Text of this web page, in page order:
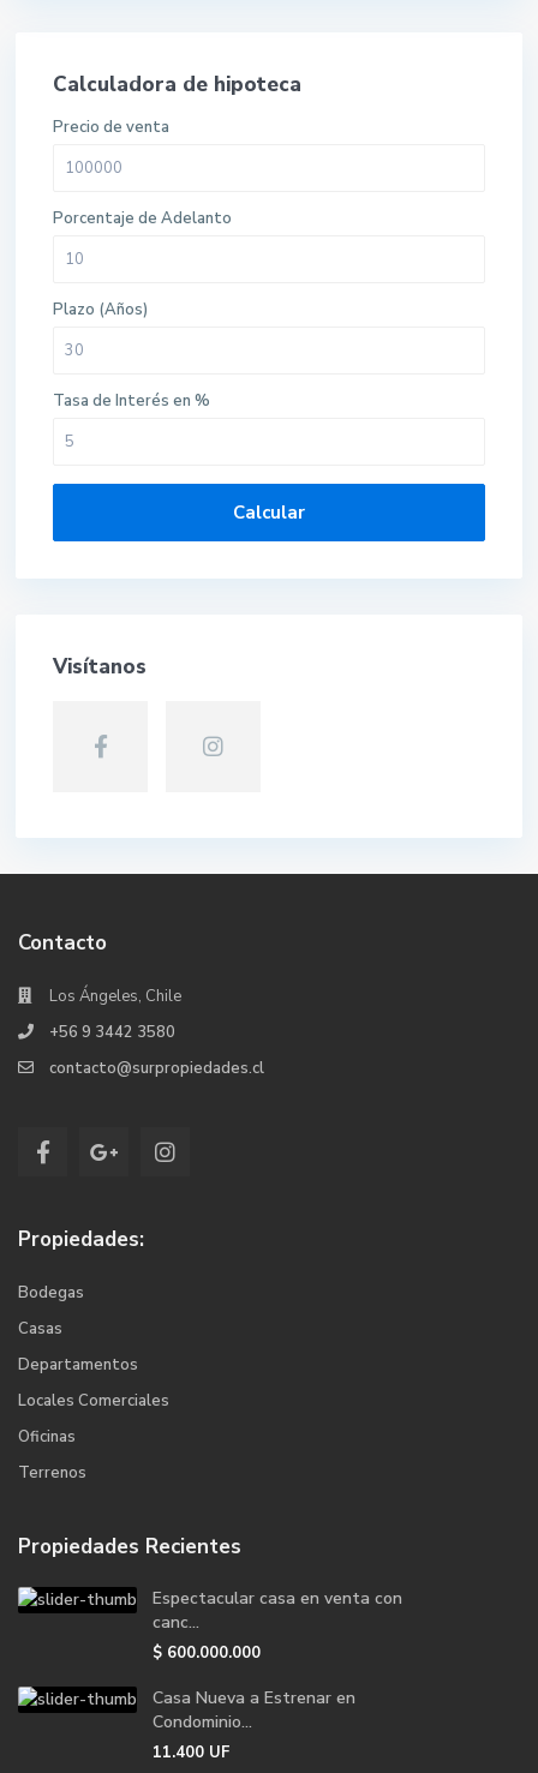
Calculadora de hipoteca
Precio de venta
Porcentaje de Adelanto
Plazo (Años)
Tasa de Interés en %
Calcular
Visítanos
Contacto
Los Ángeles, Chile
+56 9 3442 3580
contacto@surpropiedades.cl
Propiedades:
Bodegas
Casas
Departamentos
Locales Comerciales
Oficinas
Terrenos
Propiedades Recientes
Espectacular casa en venta con
canc...
$ 600.000.000
Casa Nueva a Estrenar en
Condominio...
11.400 UF